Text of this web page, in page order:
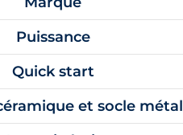
Puissance
Quick start
et socle métal